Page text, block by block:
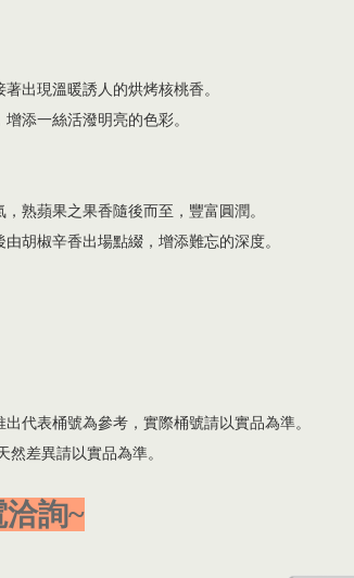
出現溫暖誘人的烘烤核桃香。
添一絲活潑明亮的色彩。
熟蘋果之果香隨後而至，豐富圓潤。
胡椒辛香出場點綴，增添難忘的深度。
出代表桶號為參考，實際桶號請以實品為準。
然差異請以實品為準。
詢~